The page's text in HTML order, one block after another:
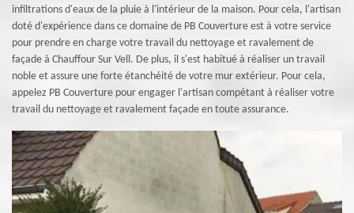
infiltrations d'eaux de la pluie à l'intérieur de la maison. Pour cela, l'artisan
doté d'expérience dans ce domaine de PB Couverture est à votre service
pour prendre en charge votre travail du nettoyage et ravalement de
façade à Chauffour Sur Vell. De plus, il s'est habitué à réaliser un travail
noble et assure une forte étanchéité de votre mur extérieur. Pour cela,
appelez PB Couverture pour engager l'artisan compétant à réaliser votre
travail du nettoyage et ravalement façade en toute assurance.